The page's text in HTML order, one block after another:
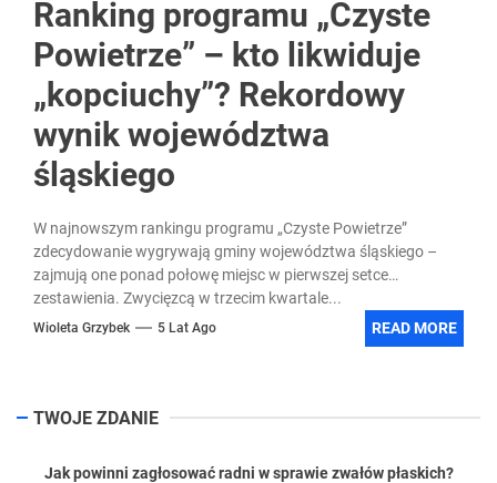
Ranking programu „Czyste
Powietrze” – kto likwiduje
„kopciuchy”? Rekordowy
wynik województwa
śląskiego
W najnowszym rankingu programu „Czyste Powietrze”
zdecydowanie wygrywają gminy województwa śląskiego –
zajmują one ponad połowę miejsc w pierwszej setce
zestawienia. Zwycięzcą w trzecim kwartale...
Wioleta Grzybek 5 Lat Ago READ MORE
TWOJE ZDANIE
Jak powinni zagłosować radni w sprawie zwałów płaskich?